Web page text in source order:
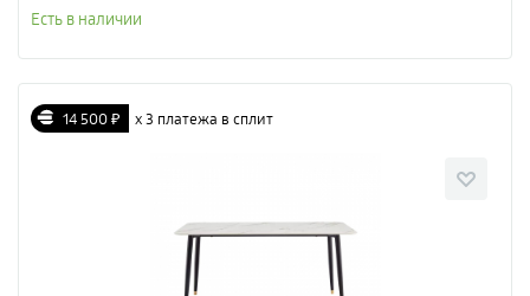
Есть в наличии
14 500 ₽ х 3 платежа в сплит